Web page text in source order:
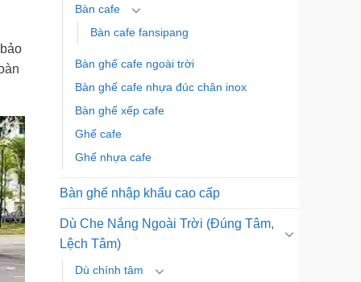
Bàn cafe
Bàn cafe fansipang
Bàn ghế cafe ngoài trời
Bàn ghế cafe nhựa đúc chân inox
Bàn ghế xếp cafe
Ghế cafe
Ghế nhựa cafe
Bàn ghế nhập khẩu cao cấp
Dù Che Nắng Ngoài Trời (Đúng Tâm,
Lệch Tâm)
Dù chính tâm